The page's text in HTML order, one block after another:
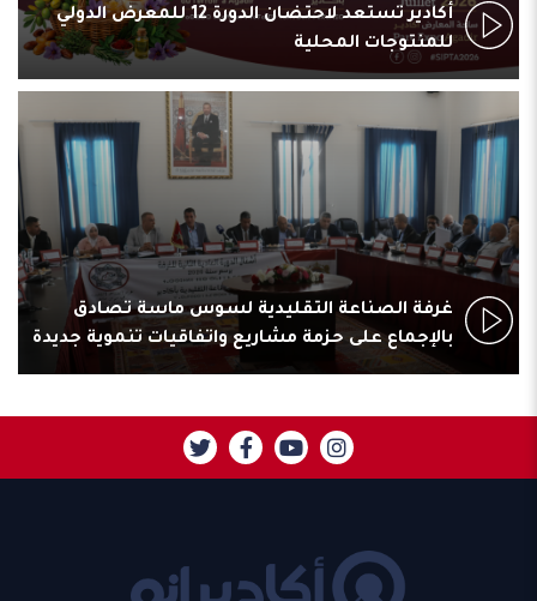
أكادير تستعد لاحتضان الدورة 12 للمعرض الدولي
للمنتوجات المحلية
غرفة الصناعة التقليدية لسوس ماسة تصادق
بالإجماع على حزمة مشاريع واتفاقيات تنموية جديدة